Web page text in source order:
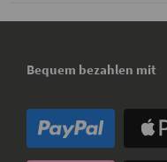
Bequem bezahlen mit